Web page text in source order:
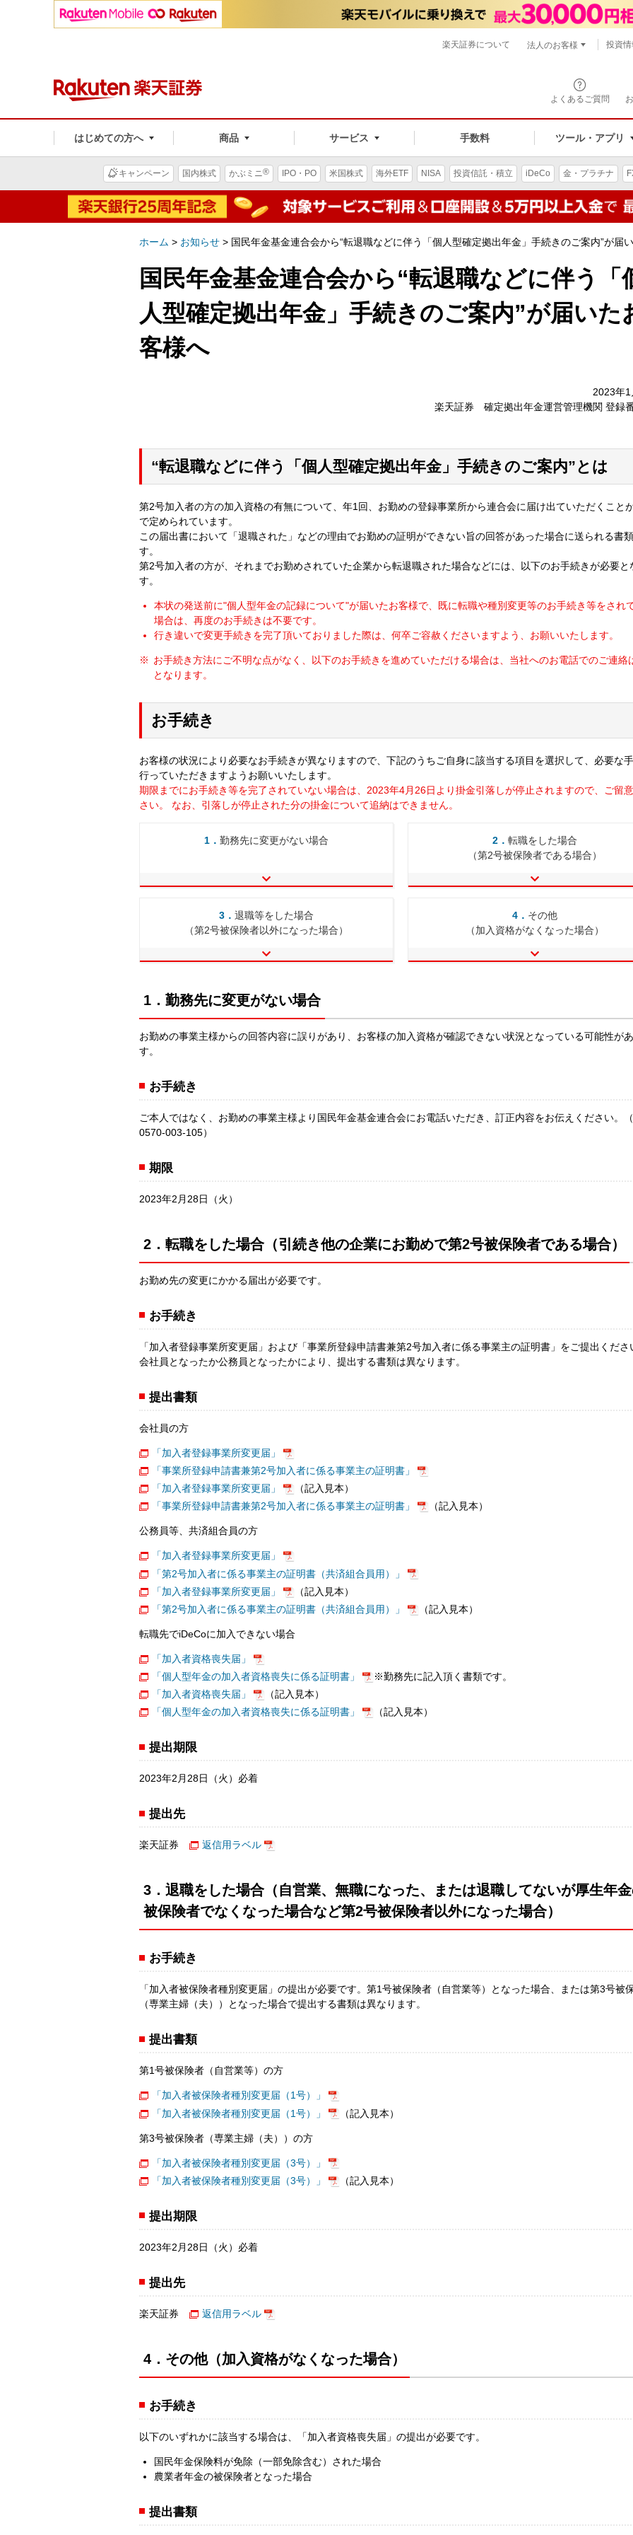
よくあるご質問
はじめての方へ 商品 サービス 手数料 ツール・アプリ
楽天証券について 法人のお客様 投資
キャンペーン 国内株式 かぶミニ® IPO・PO 米国株式 海外ETF NISA 投資信託・積立 iDeCo 金・プラチナ
ホーム > お知らせ > 国民年金基金連合会から“転退職などに伴う「個人型確定拠出年金」手続きのご案内”が届
国民年金基金連合会から“転退職などに伴う「
人型確定拠出年金」手続きのご案内”が届いた
客様へ
2023年
楽天証券 確定拠出年金運営管理機関 登録
“転退職などに伴う「個人型確定拠出年金」手続きのご案内”とは
第2号加入者の方の加入資格の有無について、年1回、お勤めの登録事業所から連合会に届け出ていただくこと
で定められています。
この届出書において「退職された」などの理由でお勤めの証明ができない旨の回答があった場合に送られる書
す。
第2号加入者の方が、それまでお勤めされていた企業から転退職された場合などには、以下のお手続きが必要と
す。
本状の発送前に"個人型年金の記録について"が届いたお客様で、既に転職や種別変更等のお手続き等をされ
場合は、再度のお手続きは不要です。
⾏き違いで変更⼿続きを完了頂いておりました際は、何卒ご容赦くださいますよう、お願いいたします。
お手続き方法にご不明な点がなく、以下のお手続きを進めていただける場合は、当社へのお電話でのご連絡
となります。
お手続き
お客様の状況により必要なお手続きが異なりますので、下記のうちご自身に該当する項目を選択して、必要な
行っていただきますようお願いいたします。
期限までにお手続き等を完了されていない場合は、2023年4月26日より掛金引落しが停止されますので、ご留
さい。 なお、引落しが停止された分の掛金について追納はできません。
1． 勤務先に変更がない場合 2． 転職をした場合
（第2号被保険者である場合）
3． 退職等をした場合
（第2号被保険者以外になった場合）
4． その他
（加入資格がなくなった場合）
1．勤務先に変更がない場合
お勤めの事業主様からの回答内容に誤りがあり、お客様の加入資格が確認できない状況となっている可能性が
す。
お手続き
ご本人ではなく、お勤めの事業主様より国民年金基金連合会にお電話いただき、訂正内容をお伝えください。
0570-003-105）
期限
2023年2月28日（火）
2．転職をした場合（引続き他の企業にお勤めで第2号被保険者である場合）
お勤め先の変更にかかる届出が必要です。
お手続き
「加入者登録事業所変更届」および「事業所登録申請書兼第2号加入者に係る事業主の証明書」をご提出くださ
会社員となったか公務員となったかにより、提出する書類は異なります。
提出書類
会社員の方
「加入者登録事業所変更届」
「事業所登録申請書兼第2号加入者に係る事業主の証明書」
「加入者登録事業所変更届」
（記入見本）
「事業所登録申請書兼第2号加入者に係る事業主の証明書」
（記入見本）
公務員等、共済組合員の方
「加入者登録事業所変更届」
「第2号加入者に係る事業主の証明書（共済組合員用）」
「加入者登録事業所変更届」
（記入見本）
「第2号加入者に係る事業主の証明書（共済組合員用）」
（記入見本）
転職先でiDeCoに加入できない場合
「加入者資格喪失届」
「個人型年金の加入者資格喪失に係る証明書」
※勤務先に記入頂く書類です。
「加入者資格喪失届」
（記入見本）
「個人型年金の加入者資格喪失に係る証明書」
（記入見本）
提出期限
2023年2月28日（火）必着
提出先
楽天証券 返信用ラベル
3．退職をした場合（自営業、無職になった、または退職してないが厚生年
被保険者でなくなった場合など第2号被保険者以外になった場合）
お手続き
「加入者被保険者種別変更届」の提出が必要です。第1号被保険者（自営業等）となった場合、または第3号被
（専業主婦（夫））となった場合で提出する書類は異なります。
提出書類
第1号被保険者（自営業等）の方
「加入者被保険者種別変更届（1号）」
「加入者被保険者種別変更届（1号）」
（記入見本）
第3号被保険者（専業主婦（夫））の方
「加入者被保険者種別変更届（3号）」
「加入者被保険者種別変更届（3号）」
（記入見本）
提出期限
2023年2月28日（火）必着
提出先
楽天証券 返信用ラベル
4．その他（加入資格がなくなった場合）
お手続き
以下のいずれかに該当する場合は、「加入者資格喪失届」の提出が必要です。
国民年金保険料が免除（一部免除含む）された場合
農業者年金の被保険者となった場合
提出書類